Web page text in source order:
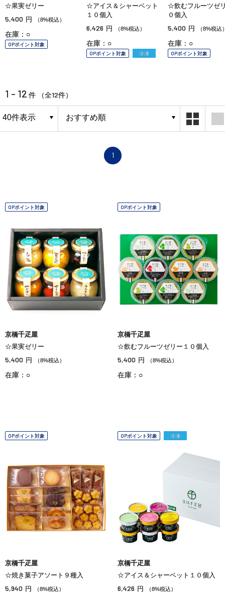
☆果実ゼリー
5,400 円 （8%税込）
在庫：○
OPポイント対象
☆アイス＆シャーベット
１０個入
6,426 円 （8%税込）
在庫：○
OPポイント対象 冷凍
☆飲むフルーツゼ
０個入
5,400 円 （8%税込
在庫：○
OPポイント対象
1 - 12 件 （全12件）
1
OPポイント対象
京橋千疋屋
☆果実ゼリー
5,400 円 （8%税込）
在庫：○
OPポイント対象
京橋千疋屋
☆飲むフルーツゼリー１０個入
5,400 円 （8%税込）
在庫：○
OPポイント対象
京橋千疋屋
☆焼き菓子アソート９種入
5,940 円 （8%税込）
OPポイント対象 冷凍
京橋千疋屋
☆アイス＆シャーベット１０個入
6,426 円 （8%税込）